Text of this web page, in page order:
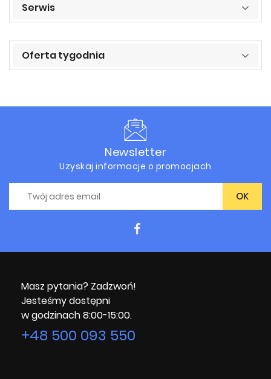
Serwis
Oferta tygodnia
Newsletter
Uzyskaj informacje o promocjach
Masz pytania? Zadzwoń!
Jesteśmy dostępni
w godzinach 8:00-15:00.
+48 500 093 550